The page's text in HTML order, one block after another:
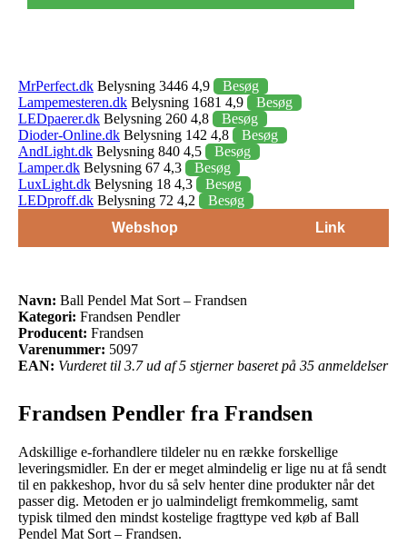
MrPerfect.dk Belysning 3446 4,9
Besøg
Lampemesteren.dk Belysning 1681 4,9
Besøg
LEDpaerer.dk Belysning 260 4,8
Besøg
Dioder-Online.dk Belysning 142 4,8
Besøg
AndLight.dk Belysning 840 4,5
Besøg
Lamper.dk Belysning 67 4,3
Besøg
LuxLight.dk Belysning 18 4,3
Besøg
LEDproff.dk Belysning 72 4,2
Besøg
Webshop
Link
Navn: Ball Pendel Mat Sort – Frandsen
Kategori: Frandsen Pendler
Producent: Frandsen
Varenummer: 5097
EAN: Vurderet til 3.7 ud af 5 stjerner baseret på 35 anmeldelser
Frandsen Pendler fra Frandsen
Adskillige e-forhandlere tildeler nu en række forskellige
leveringsmidler. En der er meget almindelig er lige nu at få sendt
til en pakkeshop, hvor du så selv henter dine produkter når det
passer dig. Metoden er jo ualmindeligt fremkommelig, samt
typisk tilmed den mindst kostelige fragttype ved køb af Ball
Pendel Mat Sort – Frandsen.